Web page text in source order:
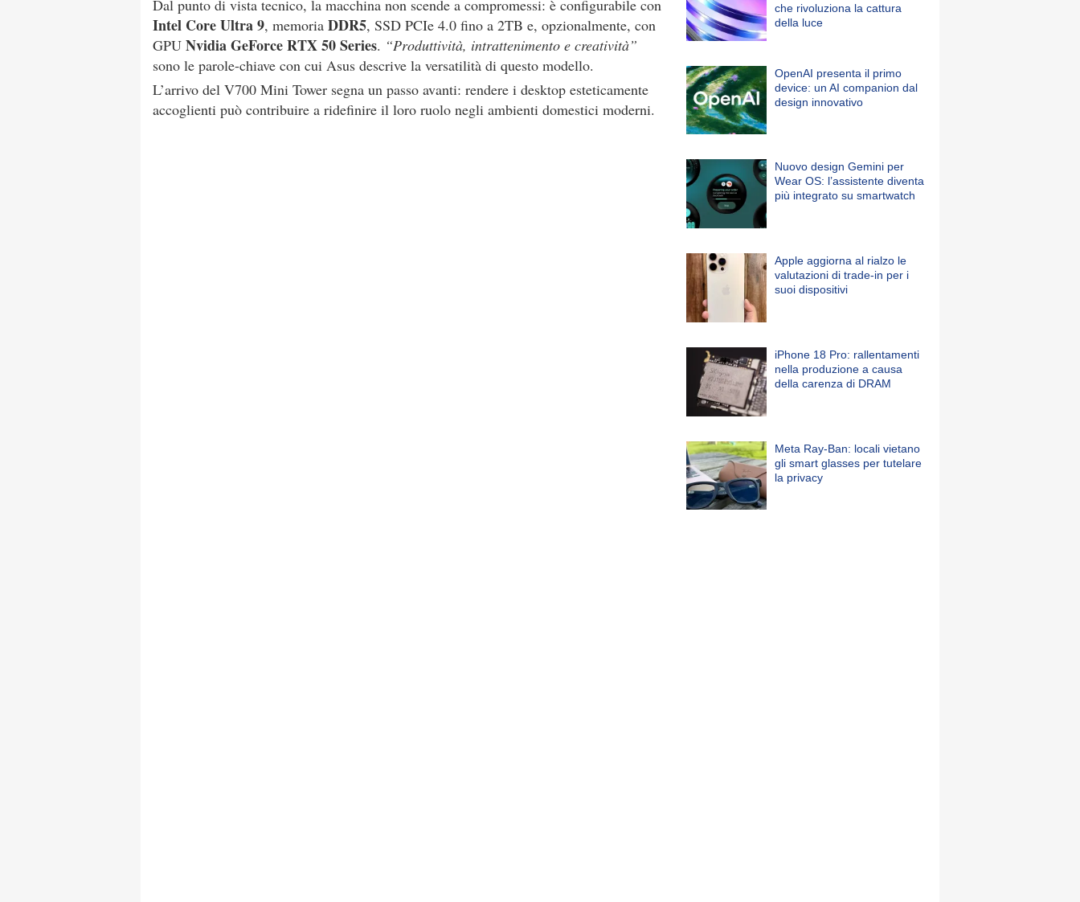
Dal punto di vista tecnico, la macchina non scende a compromessi: è configurabile con
Intel Core Ultra 9, memoria DDR5, SSD PCIe 4.0 fino a 2TB e, opzionalmente, con
GPU Nvidia GeForce RTX 50 Series. “Produttività, intrattenimento e creatività”
sono le parole-chiave con cui Asus descrive la versatilità di questo modello.
L’arrivo del V700 Mini Tower segna un passo avanti: rendere i desktop esteticamente
accoglienti può contribuire a ridefinire il loro ruolo negli ambienti domestici moderni.
che rivoluziona la cattura
della luce
OpenAI presenta il primo
device: un AI companion dal
design innovativo
Nuovo design Gemini per
Wear OS: l’assistente diventa
più integrato su smartwatch
Apple aggiorna al rialzo le
valutazioni di trade-in per i
suoi dispositivi
iPhone 18 Pro: rallentamenti
nella produzione a causa
della carenza di DRAM
Meta Ray-Ban: locali vietano
gli smart glasses per tutelare
la privacy